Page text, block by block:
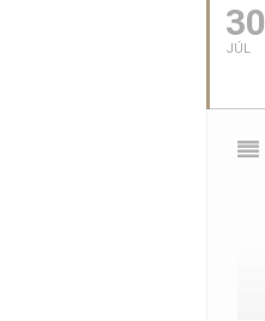
30
JÚL